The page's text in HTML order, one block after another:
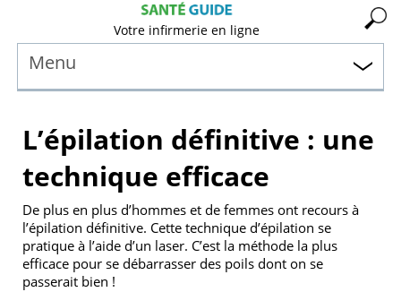
Votre infirmerie en ligne
Menu
L’épilation définitive : une
technique efficace
De plus en plus d’hommes et de femmes ont recours à
l’épilation définitive. Cette technique d’épilation se
pratique à l’aide d’un laser. C’est la méthode la plus
efficace pour se débarrasser des poils dont on se
passerait bien !